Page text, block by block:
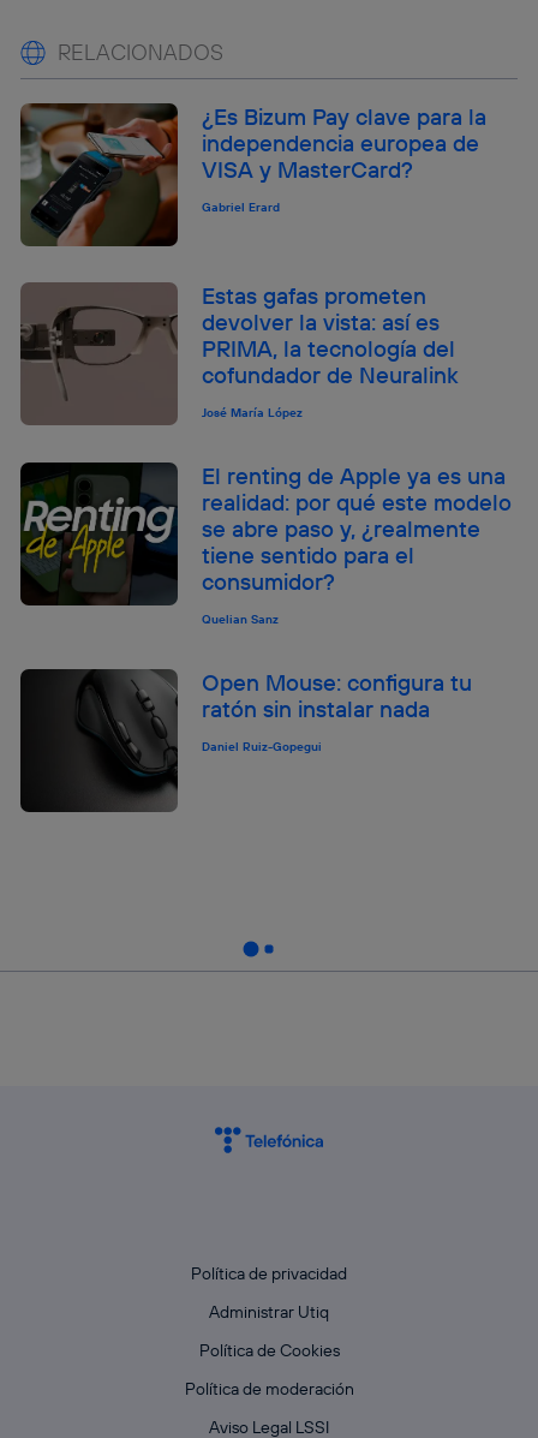
RELACIONADOS
¿Es Bizum Pay clave para la
independencia europea de
VISA y MasterCard?
Gabriel Erard
Estas gafas prometen
devolver la vista: así es
PRIMA, la tecnología del
cofundador de Neuralink
José María López
El renting de Apple ya es una
realidad: por qué este modelo
se abre paso y, ¿realmente
tiene sentido para el
consumidor?
Quelian Sanz
Open Mouse: configura tu
ratón sin instalar nada
Daniel Ruiz-Gopegui
Política de privacidad
Administrar Utiq
Política de Cookies
Política de moderación
Aviso Legal LSSI